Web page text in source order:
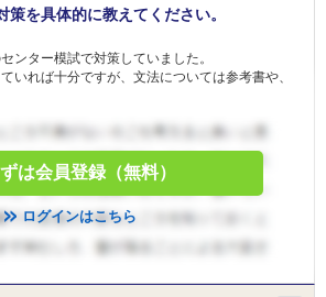
策を具体的に教えてください。
ンター模試で対策していました。
いれば十分ですが、文法については参考書や、
は会員登録（無料）
ログインはこちら